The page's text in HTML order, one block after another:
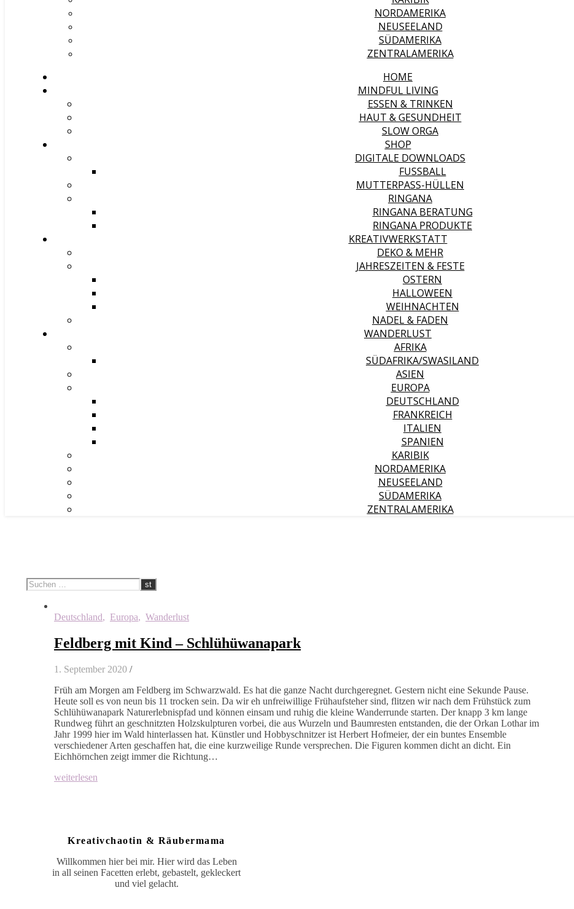
NORDAMERIKA
NEUSEELAND
SÜDAMERIKA
ZENTRALAMERIKA
HOME
MINDFUL LIVING
ESSEN & TRINKEN
HAUT & GESUNDHEIT
SLOW ORGA
SHOP
DIGITALE DOWNLOADS
FUSSBALL
MUTTERPASS-HÜLLEN
RINGANA
RINGANA BERATUNG
RINGANA PRODUKTE
KREATIVWERKSTATT
DEKO & MEHR
JAHRESZEITEN & FESTE
OSTERN
HALLOWEEN
WEIHNACHTEN
NADEL & FADEN
WANDERLUST
AFRIKA
SÜDAFRIKA/SWASILAND
ASIEN
EUROPA
DEUTSCHLAND
FRANKREICH
ITALIEN
SPANIEN
KARIBIK
NORDAMERIKA
NEUSEELAND
SÜDAMERIKA
ZENTRALAMERIKA
Deutschland, Europa, Wanderlust
Feldberg mit Kind – Schlühüwanapark
1. September 2020 /
Früh am Morgen am Feldberg im Schwarzwald. Es hat die ganze Nacht durchgeregnet. Gestern nicht eine Sekunde Pause.
Heute soll es von neun bis 11 trocken sein. Da wir eh unfreiwillige Frühaufsteher sind, flitzen wir nach dem Frühstück zum
Schlühüwanapark Naturerlebnispfad und können einsam und ruhig die kleine Wanderrunde starten. Der knapp 3 km lange
Rundweg führt an geschnitzten Holzskulpturen vorbei, die aus Wurzeln und Baumresten entstanden, die der Orkan Lothar im
Jahr 1999 hier im Wald hinterlassen hat. Künstler und Hobbyschnitzer ist Herbert Hofmeier, der ein buntes Ensemble
verschiedener Arten geschaffen hat, die eine kurzweilige Runde versprechen. Die Figuren kommen dicht an dicht. Ein
Eichhörnchen zeigt immer die Richtung…
weiterlesen
Kreativchaotin & Räubermama
Willkommen hier bei mir. Hier wird das Leben
in all seinen Facetten erlebt, gebastelt, gekleckert
und viel gelacht.